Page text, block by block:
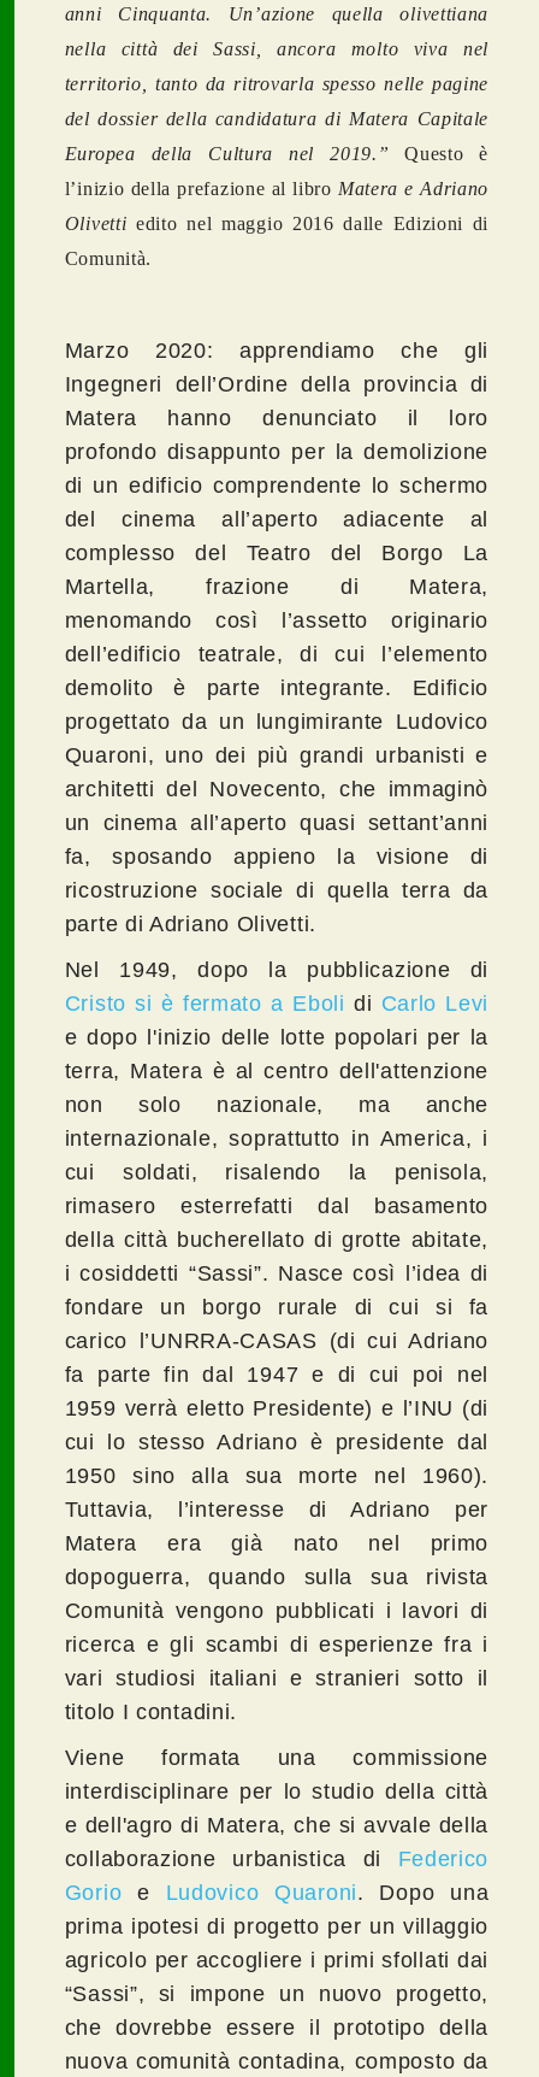
anni Cinquanta. Un’azione quella olivettiana
nella città dei Sassi, ancora molto viva nel
territorio, tanto da ritrovarla spesso nelle pagine
del dossier della candidatura di Matera Capitale
Europea della Cultura nel 2019.” Questo è
l’inizio della prefazione al libro Matera e Adriano
Olivetti edito nel maggio 2016 dalle Edizioni di
Comunità.
Marzo 2020: apprendiamo che gli
Ingegneri dell’Ordine della provincia di
Matera hanno denunciato il loro
profondo disappunto per la demolizione
di un edificio comprendente lo schermo
del cinema all’aperto adiacente al
complesso del Teatro del Borgo La
Martella, frazione di Matera,
menomando così l’assetto originario
dell’edificio teatrale, di cui l’elemento
demolito è parte integrante. Edificio
progettato da un lungimirante Ludovico
Quaroni, uno dei più grandi urbanisti e
architetti del Novecento, che immaginò
un cinema all’aperto quasi settant’anni
fa, sposando appieno la visione di
ricostruzione sociale di quella terra da
parte di Adriano Olivetti.
Nel 1949, dopo la pubblicazione di
Cristo si è fermato a Eboli di Carlo Levi
e dopo l'inizio delle lotte popolari per la
terra, Matera è al centro dell'attenzione
non solo nazionale, ma anche
internazionale, soprattutto in America, i
cui soldati, risalendo la penisola,
rimasero esterrefatti dal basamento
della città bucherellato di grotte abitate,
i cosiddetti “Sassi”. Nasce così l’idea di
fondare un borgo rurale di cui si fa
carico l’UNRRA-CASAS (di cui Adriano
fa parte fin dal 1947 e di cui poi nel
1959 verrà eletto Presidente) e l’INU (di
cui lo stesso Adriano è presidente dal
1950 sino alla sua morte nel 1960).
Tuttavia, l’interesse di Adriano per
Matera era già nato nel primo
dopoguerra, quando sulla sua rivista
Comunità vengono pubblicati i lavori di
ricerca e gli scambi di esperienze fra i
vari studiosi italiani e stranieri sotto il
titolo I contadini.
Viene formata una commissione
interdisciplinare per lo studio della città
e dell'agro di Matera, che si avvale della
collaborazione urbanistica di Federico
Gorio e Ludovico Quaroni. Dopo una
prima ipotesi di progetto per un villaggio
agricolo per accogliere i primi sfollati dai
“Sassi”, si impone un nuovo progetto,
che dovrebbe essere il prototipo della
nuova comunità contadina, composto da